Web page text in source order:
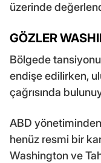
üzerinde
GÖZLER
Bölgede
endişe edilirken,
çağrısında
ABD yönetiminden
henüz resmi bir
Washington ve